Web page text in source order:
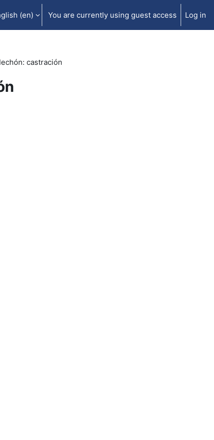
‎(en)‎ You are currently using guest access Log in
castración